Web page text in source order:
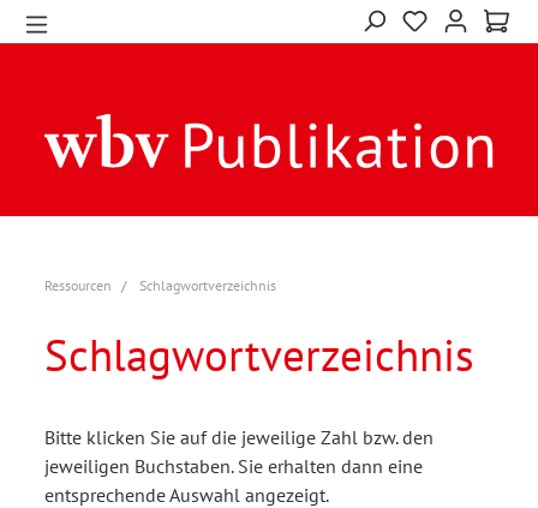
Ressourcen Schlagwortverzeichnis
Schlagwortverzeichnis
Bitte klicken Sie auf die jeweilige Zahl bzw. den
jeweiligen Buchstaben. Sie erhalten dann eine
entsprechende Auswahl angezeigt.